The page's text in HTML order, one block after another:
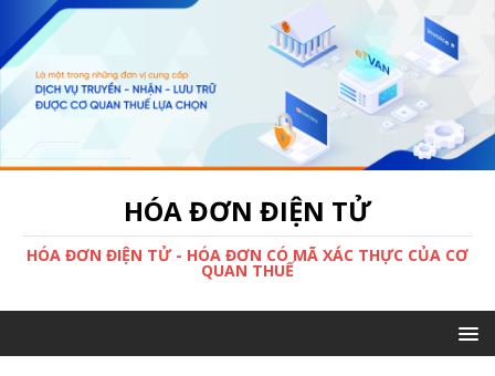
HÓA ĐƠN ĐIỆN TỬ
HÓA ĐƠN ĐIỆN TỬ - HÓA ĐƠN CÓ MÃ XÁC THỰC CỦA CƠ
QUAN THUẾ